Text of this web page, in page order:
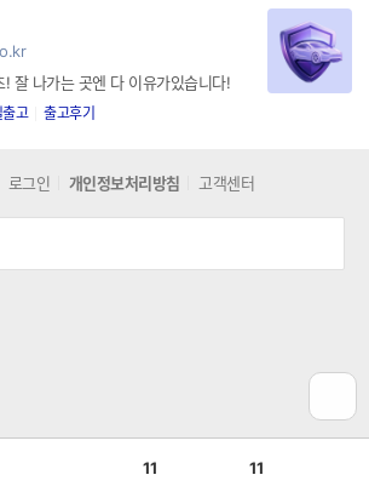
잘 나가는 곳엔 다 이유가있습니다!
고 출고후기
로그인 개인정보처리방침 고객센터
11 11